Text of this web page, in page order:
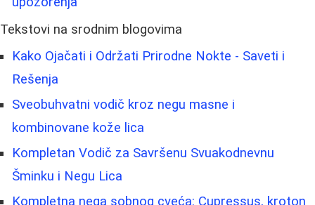
Tekstovi na srodnim blogovima
Kako Ojačati i Održati Prirodne Nokte - Saveti i
Rešenja
Sveobuhvatni vodič kroz negu masne i
kombinovane kože lica
Kompletan Vodič za Savršenu Svuakodnevnu
Šminku i Negu Lica
Kompletna nega sobnog cveća: Cupressus, kroton